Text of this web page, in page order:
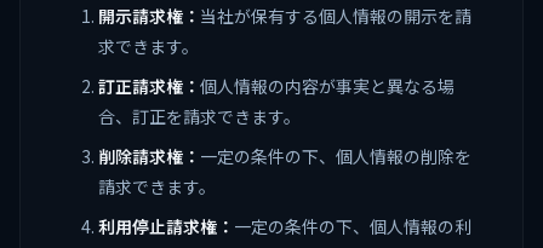
開示請求権： 当社が保有する個人情報の開示を請
求できます。
訂正請求権： 個人情報の内容が事実と異なる場
合、訂正を請求できます。
削除請求権： 一定の条件の下、個人情報の削除を
請求できます。
利用停止請求権： 一定の条件の下、個人情報の利